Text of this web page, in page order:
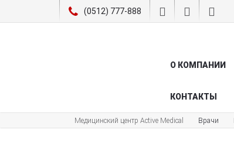
(0512) 777-888
О КОМПАНИИ
КОНТАКТЫ
Медицинский центр Active Medical Врачи